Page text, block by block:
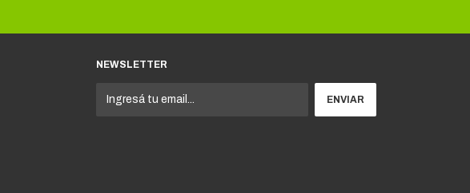
NEWSLETTER